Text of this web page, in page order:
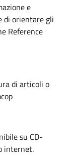
e
di orientare gli
Reference
di articoli o
su CD-
internet.